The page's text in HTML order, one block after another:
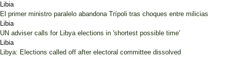
Libia
El primer ministro paralelo abandona Trípoli tras choques entre milicias
Libia
UN adviser calls for Libya elections in 'shortest possible time'
Libia
Libya: Elections called off after electoral committee dissolved